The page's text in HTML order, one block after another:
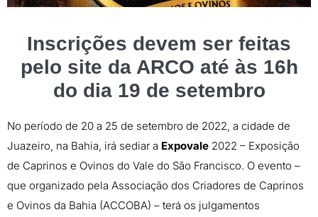
Inscrições devem ser feitas
pelo site da ARCO até às 16h
do dia 19 de setembro
No período de 20 a 25 de setembro de 2022, a cidade de
Juazeiro, na Bahia, irá sediar a Expovale 2022 – Exposição
de Caprinos e Ovinos do Vale do São Francisco. O evento –
que organizado pela Associação dos Criadores de Caprinos
e Ovinos da Bahia (ACCOBA) – terá os julgamentos